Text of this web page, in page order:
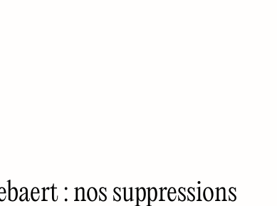
Fortier2.
: nos suppressions